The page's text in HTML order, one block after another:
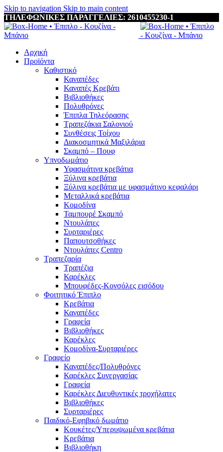
Skip to navigation Skip to main content
ΤΗΛΕΦΩΝΙΚΕΣ ΠΑΡΑΓΓΕΛΙΕΣ: 2610455230-1
Αρχική
Προϊόντα
Καθιστικό
Καναπέδες
Καναπές Κρεβάτι
Βιβλιοθήκες
Πολυθρόνες
Έπιπλα Τηλεόρασης
Τραπεζάκια Σαλονιού
Συνθέσεις Τοίχου
Διακοσμητικά Μαξιλάρια
Σκαμπό – Πουφ
Υπνοδωμάτιο
Υφασμάτινα κρεβάτια
Ξύλινα κρεβάτια
Ξύλινα κρεβάτια με υφασμάτινο κεφαλάρι
Mεταλλικά κρεβάτια
Κομοδίνα
Ταμπουρέ Σκαμπό
Ντουλάπες
Συρταριέρες
Παπουτσοθήκες
Ντουλάπες Centro
Τραπεζαρία
Τραπέζια
Καρέκλες
Μπουφέδες-Κονσόλες εισόδου
Φοιτητικό Έπιπλο
Κρεβάτια
Καναπέδες
Γραφεία
Βιβλιοθήκες
Καρέκλες
Κομοδίνα-Συρταριέρες
Γραφείο
Καναπέδες/Πολυθρὀνες
Καρέκλες Συνεργασίας
Γραφεία
Καρέκλες Διευθυντικές τροχήλατες
Βιβλιοθήκες
Συρταριέρες
Παιδικό-Εφηβικό δωμάτιο
Κουκέτες/Υπερυψωμένα κρεβάτια
Κρεβάτια
Βιβλιοθήκη